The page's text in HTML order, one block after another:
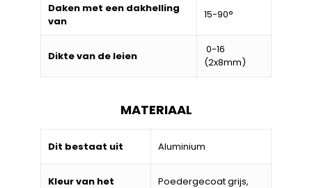
Daken met een dakhelling
van
15-90°
Dikte van de leien
0-16
(2x8mm)
MATERIAAL
Dit bestaat uit Aluminium
Kleur van het
Poedergecoat grijs,